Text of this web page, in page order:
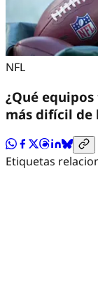
NFL
¿Qué
más difícil de
Etiquetas